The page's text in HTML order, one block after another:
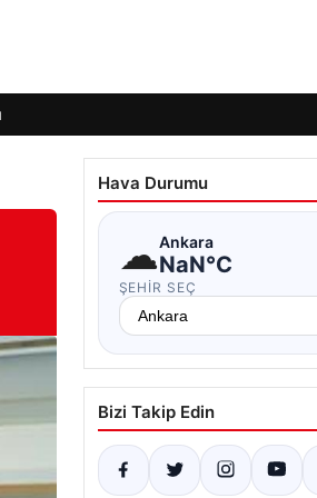
Hava Durumu
☁Ankara
NaN°C
ŞEHIR SEÇ
Bizi Takip Edin